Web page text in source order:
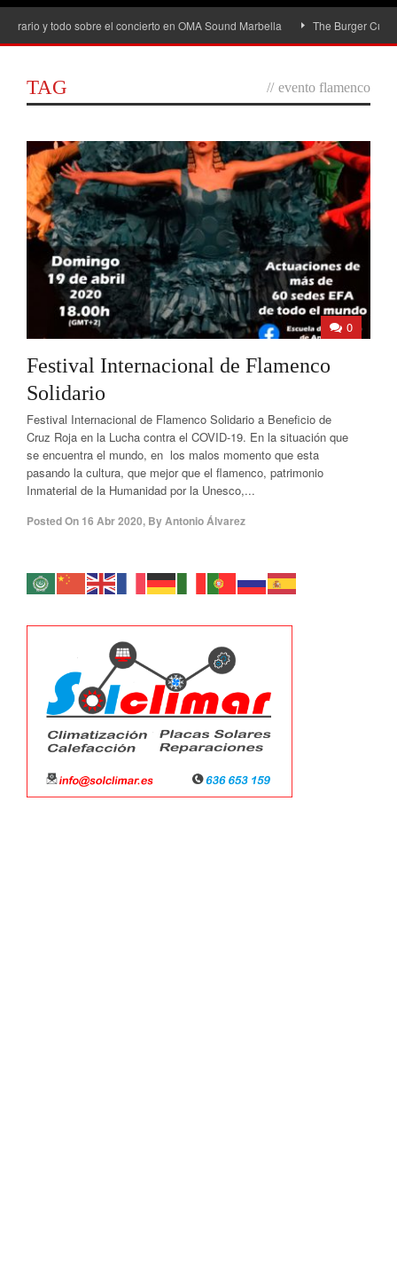
y todo sobre el concierto en OMA Sound Marbella The Burger Cup
TAG // evento flamenco
0
Festival Internacional de Flamenco
Solidario
Festival Internacional de Flamenco Solidario a Beneficio de
Cruz Roja en la Lucha contra el COVID-19. En la situación que
se encuentra el mundo, en los malos momento que esta
pasando la cultura, que mejor que el flamenco, patrimonio
Inmaterial de la Humanidad por la Unesco,...
Posted On 16 Abr 2020, ByAntonio Álvarez